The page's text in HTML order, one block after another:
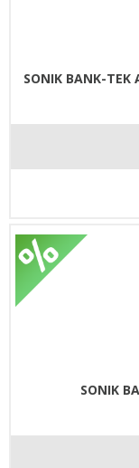
SONIK BANK-TEK
SONIK